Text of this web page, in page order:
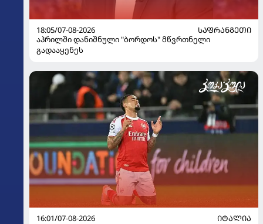
18:05/07-08-2026
ᲡᲐᲤᲠᲐᲜᲒᲔᲗᲘ
აპრილში დანიშნული "ბორდოს" მწვრთნელი
გადააყენეს
16:01/07-08-2026
ᲘᲢᲐᲚᲘᲐ